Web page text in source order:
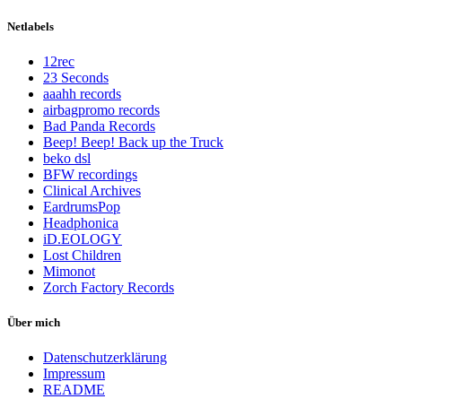
Netlabels
12rec
23 Seconds
aaahh records
airbagpromo records
Bad Panda Records
Beep! Beep! Back up the Truck
beko dsl
BFW recordings
Clinical Archives
EardrumsPop
Headphonica
iD.EOLOGY
Lost Children
Mimonot
Zorch Factory Records
Über mich
Datenschutzerklärung
Impressum
README